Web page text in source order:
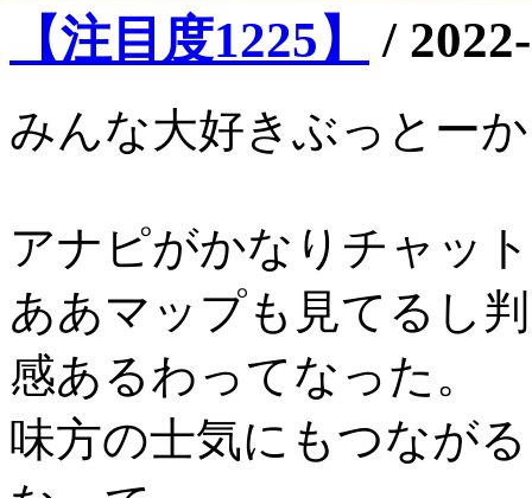
【注目度1225】
/
みんな大好きぶっとー
アナピがかなりチャッ
ああマップも見てるし
感あるわってなった。
味方の士気にもつなが